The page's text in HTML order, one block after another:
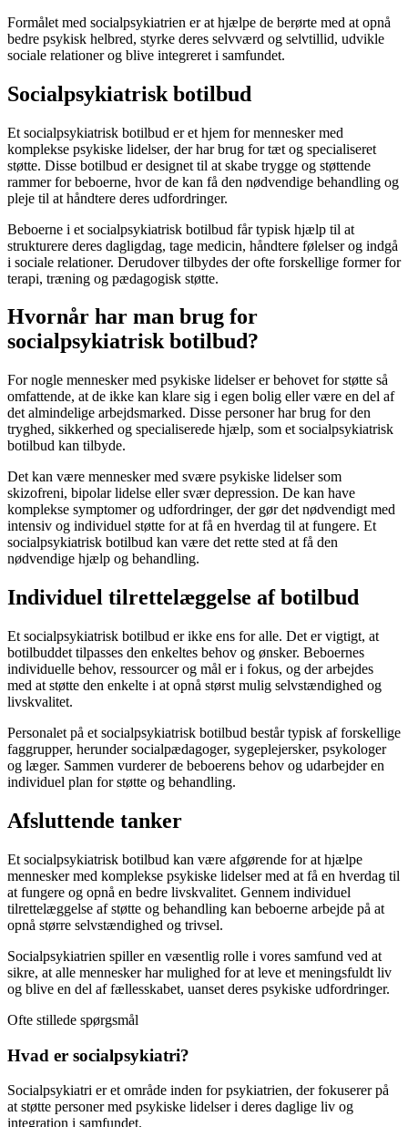
Formålet med socialpsykiatrien er at hjælpe de berørte med at opnå
bedre psykisk helbred, styrke deres selvværd og selvtillid, udvikle
sociale relationer og blive integreret i samfundet.
Socialpsykiatrisk botilbud
Et socialpsykiatrisk botilbud er et hjem for mennesker med
komplekse psykiske lidelser, der har brug for tæt og specialiseret
støtte. Disse botilbud er designet til at skabe trygge og støttende
rammer for beboerne, hvor de kan få den nødvendige behandling og
pleje til at håndtere deres udfordringer.
Beboerne i et socialpsykiatrisk botilbud får typisk hjælp til at
strukturere deres dagligdag, tage medicin, håndtere følelser og indgå
i sociale relationer. Derudover tilbydes der ofte forskellige former for
terapi, træning og pædagogisk støtte.
Hvornår har man brug for
socialpsykiatrisk botilbud?
For nogle mennesker med psykiske lidelser er behovet for støtte så
omfattende, at de ikke kan klare sig i egen bolig eller være en del af
det almindelige arbejdsmarked. Disse personer har brug for den
tryghed, sikkerhed og specialiserede hjælp, som et socialpsykiatrisk
botilbud kan tilbyde.
Det kan være mennesker med svære psykiske lidelser som
skizofreni, bipolar lidelse eller svær depression. De kan have
komplekse symptomer og udfordringer, der gør det nødvendigt med
intensiv og individuel støtte for at få en hverdag til at fungere. Et
socialpsykiatrisk botilbud kan være det rette sted at få den
nødvendige hjælp og behandling.
Individuel tilrettelæggelse af botilbud
Et socialpsykiatrisk botilbud er ikke ens for alle. Det er vigtigt, at
botilbuddet tilpasses den enkeltes behov og ønsker. Beboernes
individuelle behov, ressourcer og mål er i fokus, og der arbejdes
med at støtte den enkelte i at opnå størst mulig selvstændighed og
livskvalitet.
Personalet på et socialpsykiatrisk botilbud består typisk af forskellige
faggrupper, herunder socialpædagoger, sygeplejersker, psykologer
og læger. Sammen vurderer de beboerens behov og udarbejder en
individuel plan for støtte og behandling.
Afsluttende tanker
Et socialpsykiatrisk botilbud kan være afgørende for at hjælpe
mennesker med komplekse psykiske lidelser med at få en hverdag til
at fungere og opnå en bedre livskvalitet. Gennem individuel
tilrettelæggelse af støtte og behandling kan beboerne arbejde på at
opnå større selvstændighed og trivsel.
Socialpsykiatrien spiller en væsentlig rolle i vores samfund ved at
sikre, at alle mennesker har mulighed for at leve et meningsfuldt liv
og blive en del af fællesskabet, uanset deres psykiske udfordringer.
Ofte stillede spørgsmål
Hvad er socialpsykiatri?
Socialpsykiatri er et område inden for psykiatrien, der fokuserer på
at støtte personer med psykiske lidelser i deres daglige liv og
integration i samfundet.